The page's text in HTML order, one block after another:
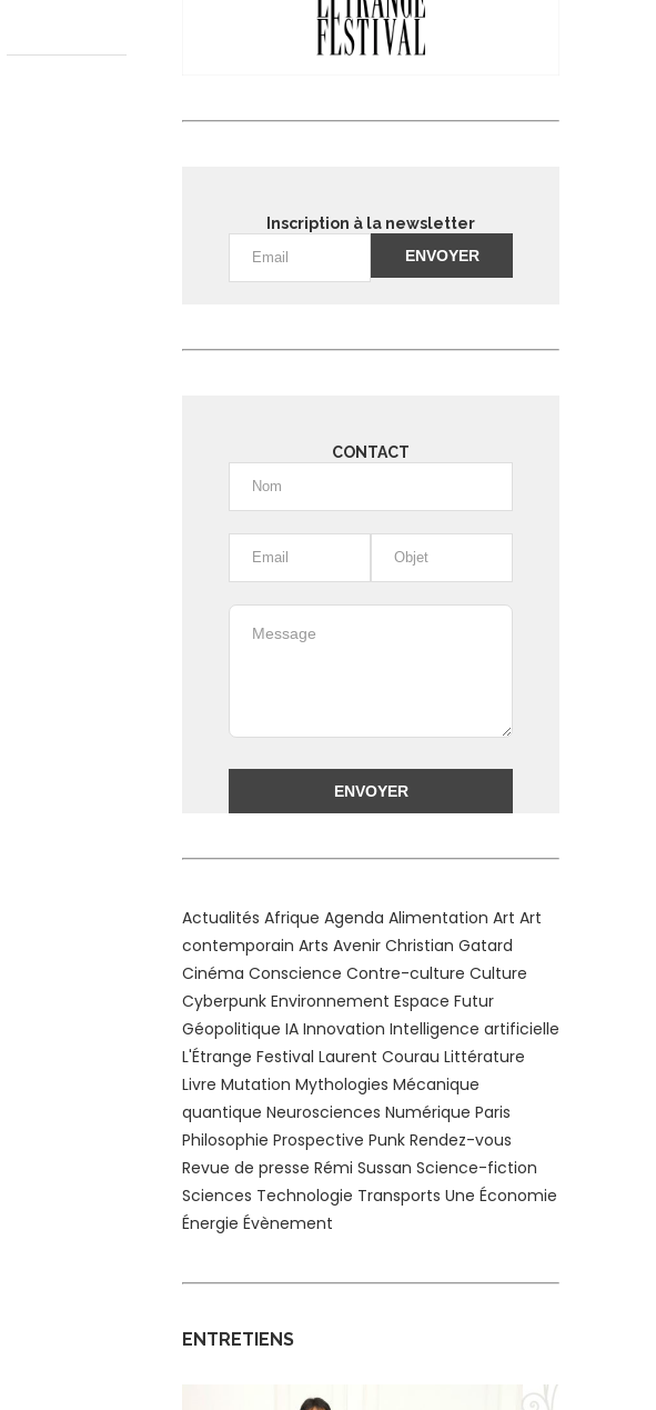
Inscription à la newsletter
CONTACT
Actualités Afrique Agenda Alimentation Art Art
contemporain Arts Avenir Christian Gatard
Cinéma Conscience Contre-culture Culture
Cyberpunk Environnement Espace Futur
Géopolitique IA Innovation Intelligence artificielle
L'Étrange Festival Laurent Courau Littérature
Livre Mutation Mythologies Mécanique
quantique Neurosciences Numérique Paris
Philosophie Prospective Punk Rendez-vous
Revue de presse Rémi Sussan Science-fiction
Sciences Technologie Transports Une Économie
Énergie Évènement
ENTRETIENS